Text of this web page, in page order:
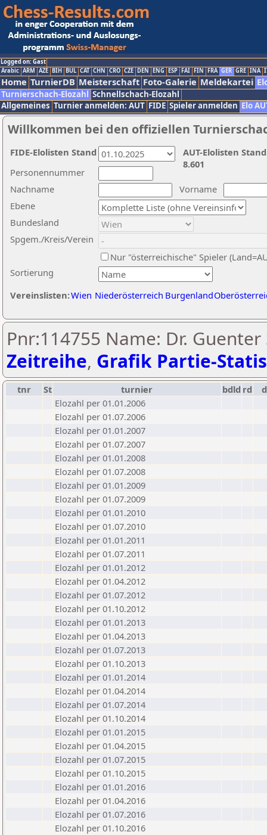
Logged on: Gast
Arabic ARM AZE BIH BUL CAT CHN CRO CZE DEN ENG ESP FAI FIN FRA GER GRE INA
Home TurnierDB Meisterschaft Foto-Galerie Meldekartei
Turnierschach-Elozahl Schnellschach-Elozahl
Allgemeines Turnier anmelden: AUT FIDE Spieler anmelden Elo
Willkommen bei den offiziellen
Nachname
Vorname
Ebene
Sortierung
Personennummer
Bundesland
Spgem./Kreis/Verein
Nur "österreichische" Spieler
Vereinslisten:Wien Niederösterreich Burgenland
AUT-Elolisten
8.601
FIDE-Elolisten Stand
Pnr:114755 Name: Dr.
Zeitreihe, Grafik Partie-
tnr St turnier bdld rd
Elozahl per 01.01.2006
Elozahl per 01.07.2006
Elozahl per 01.01.2007
Elozahl per 01.07.2007
Elozahl per 01.01.2008
Elozahl per 01.07.2008
Elozahl per 01.01.2009
Elozahl per 01.07.2009
Elozahl per 01.01.2010
Elozahl per 01.07.2010
Elozahl per 01.01.2011
Elozahl per 01.07.2011
Elozahl per 01.01.2012
Elozahl per 01.04.2012
Elozahl per 01.07.2012
Elozahl per 01.10.2012
Elozahl per 01.01.2013
Elozahl per 01.04.2013
Elozahl per 01.07.2013
Elozahl per 01.10.2013
Elozahl per 01.01.2014
Elozahl per 01.04.2014
Elozahl per 01.07.2014
Elozahl per 01.10.2014
Elozahl per 01.01.2015
Elozahl per 01.04.2015
Elozahl per 01.07.2015
Elozahl per 01.10.2015
Elozahl per 01.01.2016
Elozahl per 01.04.2016
Elozahl per 01.07.2016
Elozahl per 01.10.2016